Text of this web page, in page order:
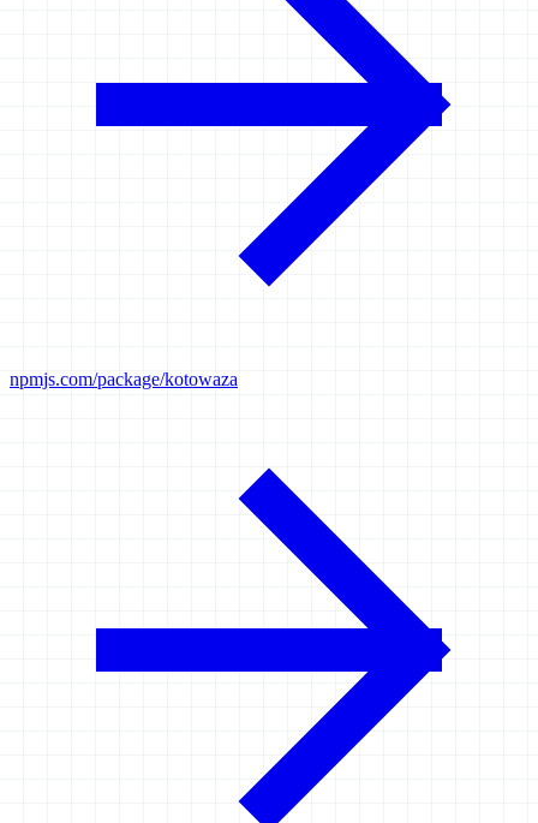
npmjs.com/package/kotowaza